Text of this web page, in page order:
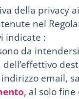
della privacy
nel
indicate :
da
email,
, al solo